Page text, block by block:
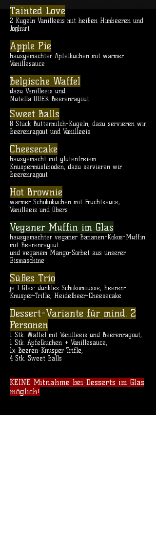
Tainted Love
2 Kugeln Vanilleeis mit heißen Himbeeren und
Joghurt
Apple Pie
hausgemachter Apfelkuchen mit warmer
Vanillesauce
Belgische Waffel
dazu Vanilleeis und
Nutella ODER Beerenragout
Sweet Balls
8 Stück Buttermilch-Kugeln, dazu servieren wir
Beerenragout und Vanilleeis
Cheesecake
hausgemacht mit glutenfreiem
Knuspermüsliboden, dazu servieren wir
Beerenragout
Hot Brownie
warmer Schokokuchen mit Fruchtsauce,
Vanilleeis und Obers
​Veganer Muffin im Glas
hausgemachter veganer Bananen-Kokos-Muffin
mit Beerenragout
und veganem Mango-Sorbet aus unserer
Eismaschine
Süßes Trio
je 1 Glas: dunkles Schokomousse, Beeren-
Knusper-Trifle, Heidelbeer-Cheesecake
Dessert-Variante für mind. 2
Personen
1 Stk. Waffel mit Vanilleeis und Beerenragout,
1 Stk. Apfelkuchen + Vanillesauce,
1x Beeren-Knusper-Trifle,
4 Stk. Sweet Balls
KEINE Mitnahme bei Desserts im Glas
möglich!